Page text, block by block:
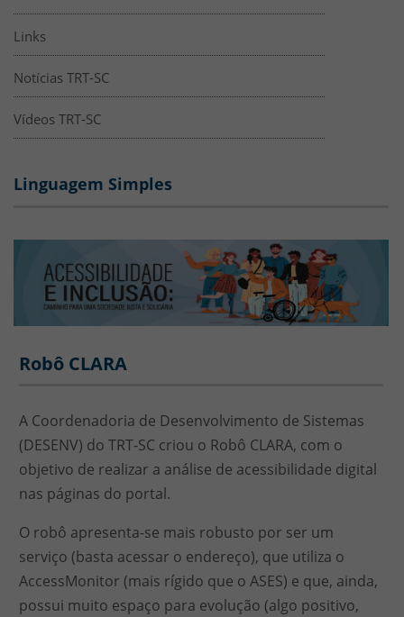
Links
Notícias TRT-SC
Vídeos TRT-SC
Linguagem Simples
ACESSIBILIDADE - Robô CLARA
Robô CLARA
A Coordenadoria de Desenvolvimento de Sistemas
(DESENV) do TRT-SC criou o Robô CLARA, com o
objetivo de realizar a análise de acessibilidade digital
nas páginas do portal.
O robô apresenta-se mais robusto por ser um
serviço (basta acessar o endereço), que utiliza o
AccessMonitor (mais rígido que o ASES) e que, ainda,
possui muito espaço para evolução (algo positivo,